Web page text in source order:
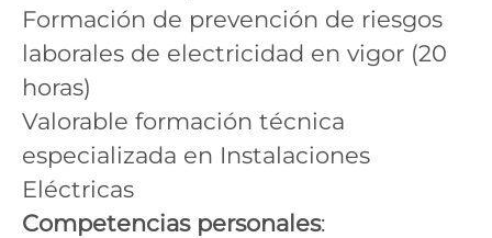
Formación de prevención de riesgos
laborales de electricidad en vigor (20
horas)
Valorable formación técnica
especializada en Instalaciones
Eléctricas
Competencias personales: